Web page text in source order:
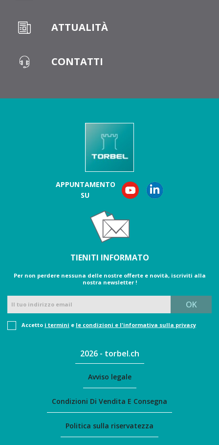
ATTUALITÀ
CONTATTI
APPUNTAMENTO
SU
TIENITI INFORMATO
Per non perdere nessuna delle nostre offerte e novità, iscriviti alla
nostra newsletter !
Accetto i termini e le condizioni e l'informativa sulla privacy
2026 - torbel.ch
Avviso legale
Condizioni Di Vendita E Consegna
Politica sulla riservatezza